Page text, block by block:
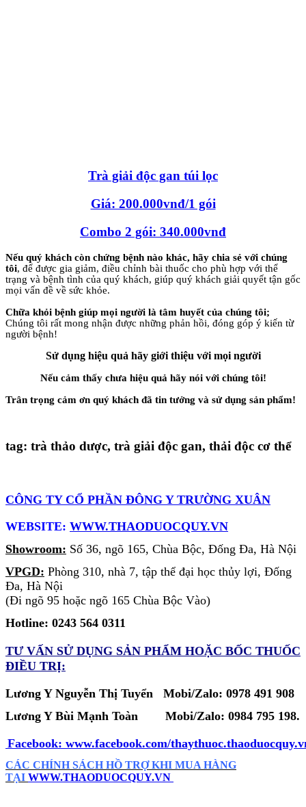
Trà giải độc gan túi lọc
Giá: 200.000vnđ/1 gói
Combo 2 gói: 340.000vnđ
Nếu quý khách còn chứng bệnh nào khác, hãy chia sẻ với chúng
tôi, để được gia giảm, điều chỉnh bài thuốc cho phù hợp với thể
trạng và bệnh tình của quý khách, giúp quý khách giải quyết tận gốc
mọi vấn đề về sức khỏe.
Chữa khỏi bệnh giúp mọi người là tâm huyết của chúng tôi;
Chúng tôi rất mong nhận được những phản hồi, đóng góp ý kiến từ
người bệnh!
Sử dụng hiệu quả hãy giới thiệu với mọi người
Nếu cảm thấy chưa hiệu quả hãy nói với chúng tôi!
Trân trọng cảm ơn quý khách đã tin tưởng và sử dụng sản phẩm!
tag: trà thảo dược, trà giải độc gan, thải độc cơ thể
CÔNG TY CỔ PHẦN ĐÔNG Y TRƯỜNG XUÂN
WEBSITE: WWW.THAODUOCQUY.VN
Showroom: Số 36, ngõ 165, Chùa Bộc, Đống Đa, Hà Nội
VPGD: Phòng 310, nhà 7, tập thể đại học thủy lợi, Đống
Đa, Hà Nội
(Đi ngõ 95 hoặc ngõ 165 Chùa Bộc Vào)
Hotline: 0243 564 0311
TƯ VẤN SỬ DỤNG SẢN PHẨM HOẶC BỐC THUỐC
ĐIỀU TRỊ:
Lương Y Nguyễn Thị Tuyển Mobi/Zalo: 0978 491 908
Lương Y Bùi Mạnh Toàn Mobi/Zalo: 0984 795 198.
Facebook: www.facebook.com/
CÁC CHÍNH SÁCH HỒ TRỢ KHI MUA HÀNG
TẠI WWW.THAODUOCQUY.VN